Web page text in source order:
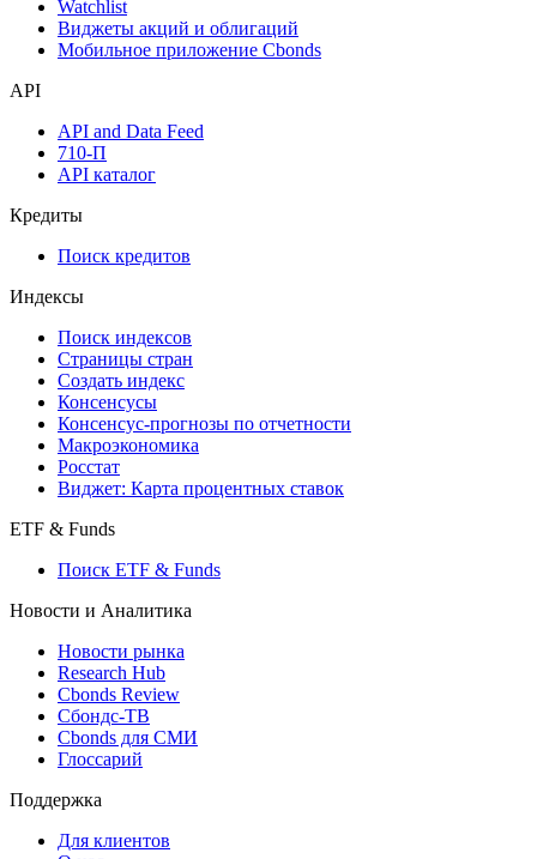
Инструментарий
Мобильное приложение Cbonds
API
API and Data Feed
API каталог
Кредиты
Поиск кредитов
Индексы
Поиск индексов
Страницы стран
Создать индекс
Консенсусы
Макроэкономика
Виджет: Карта процентных ставок
ETF & Funds
Поиск ETF & Funds
Новости и Аналитика
Новости рынка
Research Hub
Сбондс-ТВ
Глоссарий